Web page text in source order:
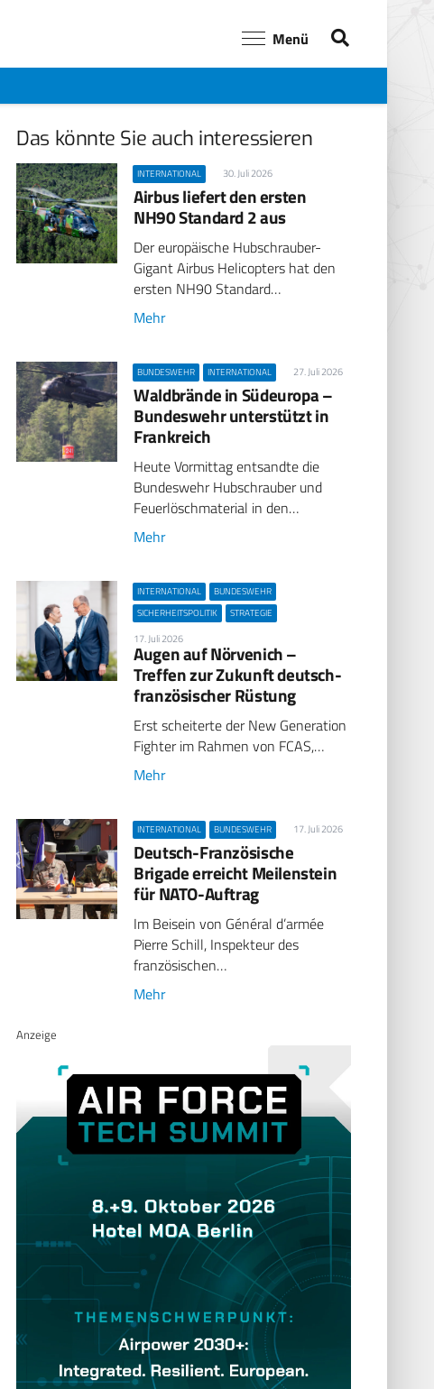
Menü
Das könnte Sie auch interessieren
INTERNATIONAL 30. Juli 2026
Airbus liefert den ersten
NH90 Standard 2 aus
Der europäische Hubschrauber-
Gigant Airbus Helicopters hat den
ersten NH90 Standard…
Mehr
BUNDESWEHR INTERNATIONAL 27. Juli 2026
Waldbrände in Südeuropa –
Bundeswehr unterstützt in
Frankreich
Heute Vormittag entsandte die
Bundeswehr Hubschrauber und
Feuerlöschmaterial in den…
Mehr
INTERNATIONAL
BUNDESWEHR
SICHERHEITSPOLITIK
STRATEGIE
17. Juli 2026
Augen auf Nörvenich –
Treffen zur Zukunft deutsch-
französischer Rüstung
Erst scheiterte der New Generation
Fighter im Rahmen von FCAS,…
Mehr
INTERNATIONAL BUNDESWEHR 17. Juli 2026
Deutsch-Französische
Brigade erreicht Meilenstein
für NATO-Auftrag
Im Beisein von Général d’armée
Pierre Schill, Inspekteur des
französischen…
Mehr
Anzeige